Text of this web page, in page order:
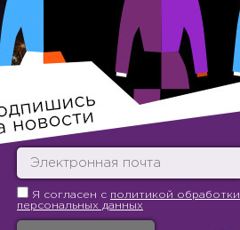
Я согласен с политикой обработки
персональных данных